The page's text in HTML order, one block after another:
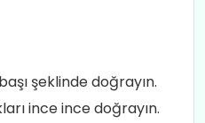
şeklinde doğrayın.
ince ince doğrayın.